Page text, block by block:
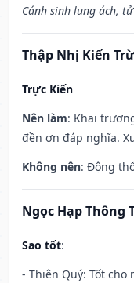
Cánh sinh lung ách,
Thập Nhị Kiến Trừ
Trực Kiến
Nên làm: Khai
đền ơn đáp nghĩa.
Không nên: Động
Ngọc Hạp Thông
Sao tốt:
- Thiên Quý: Tốt cho